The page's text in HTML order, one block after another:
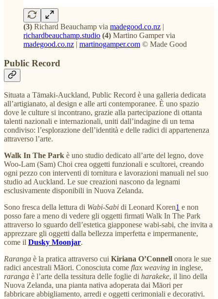
(3) Richard Beauchamp via madegood.co.nz |
richardbeauchamp.studio (4) Martino Gamper via
madegood.co.nz | martinogamper.com © Made Good
Public Record
Situata a Tāmaki-Auckland, Public Record è una galleria dedicata
all’artigianato, al design e alle arti contemporanee. È uno spazio
dove le culture si incontrano, grazie alla partecipazione di ottanta
talenti nazionali e internazionali, uniti dall’indagine di un tema
condiviso: l’esplorazione dell’identità e delle radici di appartenenza
attraverso l’arte.
Walk In The Park è uno studio dedicato all’arte del legno, dove
Woo-Lam (Sam) Choi crea oggetti funzionali e scultorei, creando
ogni pezzo con interventi di tornitura e lavorazioni manuali nel suo
studio ad Auckland. Le sue creazioni nascono da legnami
esclusivamente disponibili in Nuova Zelanda.
Sono fresca della lettura di Wabi-Sabi di Leonard Koren1 e non
posso fare a meno di vedere gli oggetti firmati Walk In The Park
attraverso lo sguardo dell’estetica giapponese wabi-sabi, che invita a
apprezzare gli oggetti dalla bellezza imperfetta e impermanente,
come il Dusky Moonjar.
Raranga è la pratica attraverso cui Kiriana O’Connell onora le sue
radici ancestrali Māori. Conosciuta come flax weaving in inglese,
raranga è l’arte della tessitura delle foglie di harakeke, il lino della
Nuova Zelanda, una pianta nativa adoperata dai Māori per
fabbricare abbigliamento, arredi e oggetti cerimoniali e decorativi.